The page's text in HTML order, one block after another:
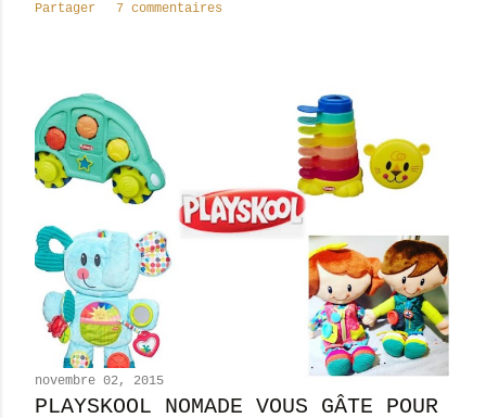
Partager 7 commentaires
novembre 02, 2015
PLAYSKOOL NOMADE VOUS GÂTE POUR